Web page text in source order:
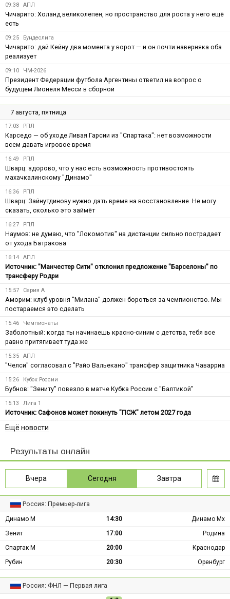
09:38 АПЛ
Чичарито: Холанд великолепен, но пространство для роста у него ещё
есть
09:25 Бундеслига
Чичарито: дай Кейну два момента у ворот — и он почти наверняка оба
реализует
09:10 ЧМ-2026
Президент Федерации футбола Аргентины ответил на вопрос о
будущем Лионеля Месси в сборной
7 августа, пятница
17:03 РПЛ
Карседо — об уходе Ливая Гарсии из "Спартака": нет возможности
всем давать игровое время
16:49 РПЛ
Шварц: здорово, что у нас есть возможность противостоять
махачкалинскому "Динамо"
16:36 РПЛ
Шварц: Зайнутдинову нужно дать время на восстановление. Не могу
сказать, сколько это займёт
16:27 РПЛ
Наумов: не думаю, что "Локомотив" на дистанции сильно пострадает
от ухода Батракова
16:14 АПЛ
Источник: "Манчестер Сити" отклонил предложение "Барселоны" по
трансферу Родри
15:57 Серия А
Аморим: клуб уровня "Милана" должен бороться за чемпионство. Мы
постараемся это сделать
15:46 Чемпионаты
Заболотный: когда ты начинаешь красно-синим с детства, тебя все
равно притягивает туда же
15:35 АПЛ
"Челси" согласовал с "Райо Вальекано" трансфер защитника Чаварриа
15:26 Кубок России
Бубнов: "Зениту" повезло в матче Кубка России с "Балтикой"
15:13 Лига 1
Источник: Сафонов может покинуть "ПСЖ" летом 2027 года
Ещё новости
Результаты онлайн
Вчера Сегодня Завтра
Россия: Премьер-лига
Динамо М 14:30
Динамо Мх
Зенит
17:00
Родина
Спартак М
20:00
Краснодар
Рубин
20:30 Оренбург
Россия: ФНЛ — Первая лига